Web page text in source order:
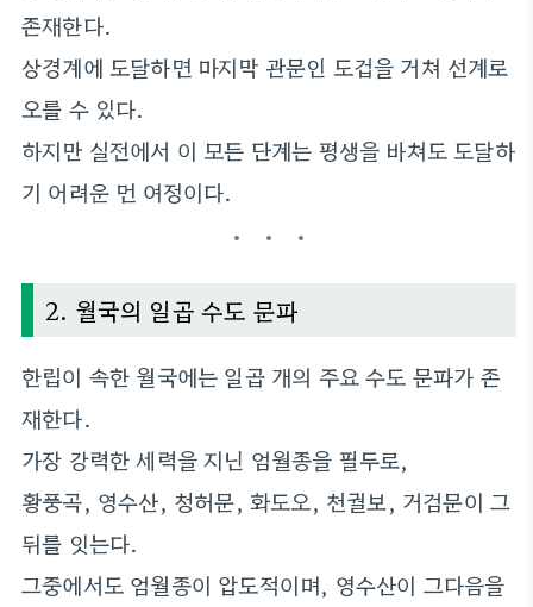
존재한다.
상경계에 도달하면 마지막 관문인 도겁을 거쳐 선계로
오를 수 있다.
하지만 실전에서 이 모든 단계는 평생을 바쳐도 도달하
기 어려운 먼 여정이다.
2. 월국의 일곱 수도 문파
한립이 속한 월국에는 일곱 개의 주요 수도 문파가 존
재한다.
가장 강력한 세력을 지닌 엄월종을 필두로,
황풍곡, 영수산, 청허문, 화도오, 천궐보, 거검문이 그
뒤를 잇는다.
그중에서도 엄월종이 압도적이며, 영수산이 그다음을